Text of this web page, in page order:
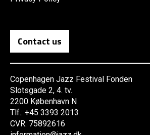
Contact us
Copenhagen Jazz Festival Fonden
Slotsgade 2, 4. tv.
2200 København N
Tlf.: +45 3393 2013
CVR: 75892616